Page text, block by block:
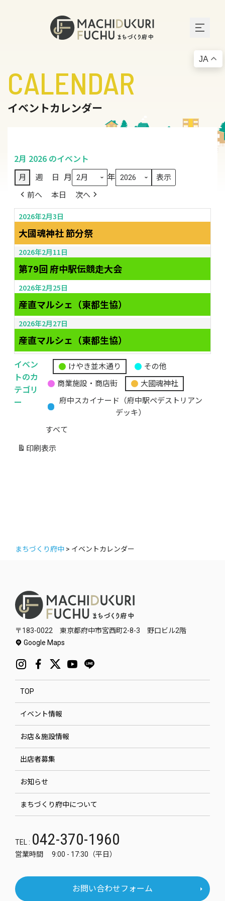
CALENDAR
イベントカレンダー
2月 2026 のイベント
月 週 日 月 年
前へ 本日 次へ
2026年2月3日
大國魂神社 節分祭
2026年2月11日
第79回 府中駅伝競走大会
2026年2月25日
産直マルシェ（東都生協）
2026年2月27日
産直マルシェ（東都生協）
イベン
トのカ
テゴリ
ー
無
題
カ
ゴ
リ
けやき並木通り
その他
商業施設・商店街
大國魂神社
府中スカイナード（府中駅ペデストリアン
デッキ）
すべて
印刷 表示
まちづくり府中 > イベントカレンダー
〒183-0022 東京都府中市宮西町2-8-3 野口ビル2階
Google Maps
TOP
イベント情報
お店＆施設情報
出店者募集
お知らせ
まちづくり府中について
TEL : 042-370-1960
営業時間 9:00 - 17:30（平日）
お問い合わせフォーム
JA